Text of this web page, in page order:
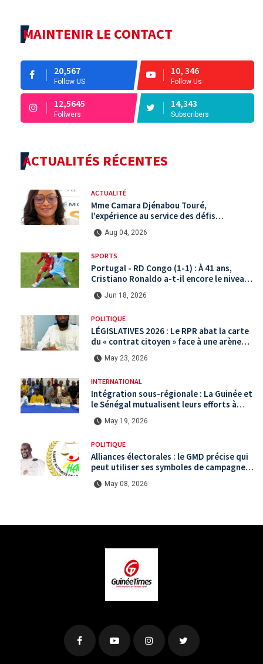
MAINTENIR LE CONTACT
20,567
Follow US
10, 346
Follow Us
12,5645
Follwers
14,343
Subscribers
ACTUALITÉS RÉCENTES
ACTUALITÉ
Mme Camara Djénabou Touré,
l’expérience au service des défis
territoriaux sous la 5ème République
Aug 04, 2026
SPORTS
Portugal - RD Congo (1-1) : À 41 ans,
Cristiano Ronaldo a-t-il encore le niveau
international ?
Jun 18, 2026
POLITIQUE
LÉGISLATIVES 2026 : Le RPR abat la carte
du « contrat citoyen » face à une arène
politique saturée.
May 23, 2026
INTERNATIONAL
Intégration sous-régionale : La Guinée et
le Sénégal mutualisent leurs efforts à
Koundara via le programme RéZo
May 19, 2026
POLITIQUE
Alliances électorales : le GMD précise qui
peut utiliser ses symboles de campagne
avant le scrutin du 31 mai
May 08, 2026